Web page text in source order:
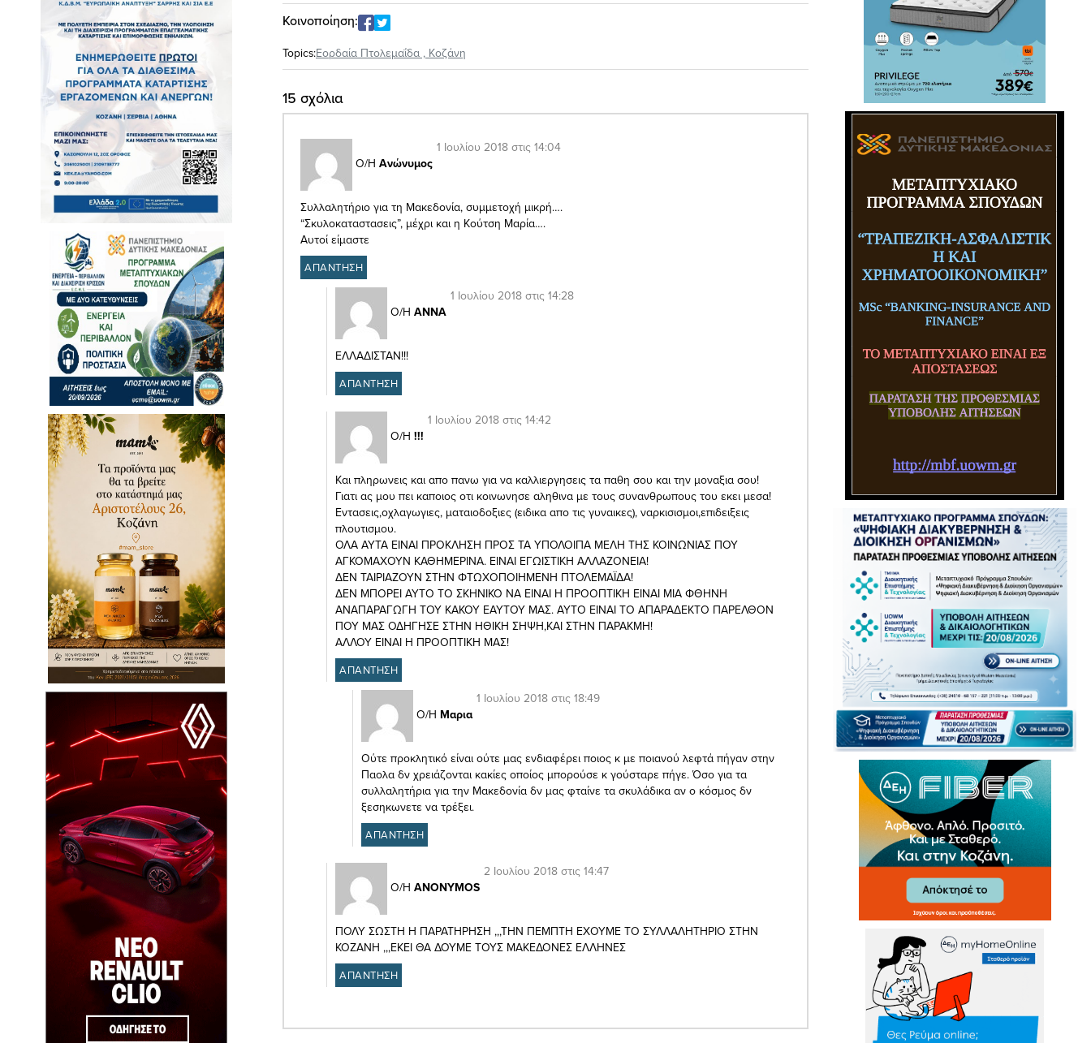
Κοινοποίηση:
Topics:Εορδαία Πτολεμαΐδα , Κοζάνη
15 σχόλια
Ο/Η Ανώνυμος
1 Ιουλίου 2018 στις 14:04
Συλλαλητήριο για τη Μακεδονία, συμμετοχή μικρή….
“Σκυλοκαταστασεις”, μέχρι και η Κούτση Μαρία….
Αυτοί είμαστε
ΑΠΑΝΤΗΣΗ
Ο/Η ΑΝNA
1 Ιουλίου 2018 στις 14:28
ΕΛΛΑΔΙΣΤΑΝ!!!
ΑΠΑΝΤΗΣΗ
Ο/Η !!!
1 Ιουλίου 2018 στις 14:42
Και πληρωνεις και απο πανω για να καλλιεργησεις τα παθη σου και την μοναξια σου!
Γιατι ας μου πει καποιος οτι κοινωνησε αληθινα με τους συνανθρωπους του εκει μεσα!
Εντασεις,οχλαγωγιες, ματαιοδοξιες (ειδικα απο τις γυναικες), ναρκισισμοι,επιδειξεις
πλουτισμου.
ΟΛΑ ΑΥΤΑ ΕΙΝΑΙ ΠΡΟΚΛΗΣΗ ΠΡΟΣ ΤΑ ΥΠΟΛΟΙΠΑ ΜΕΛΗ ΤΗΣ ΚΟΙΝΩΝΙΑΣ ΠΟΥ
ΑΓΚΟΜΑΧΟΥΝ ΚΑΘΗΜΕΡΙΝΑ. ΕΙΝΑΙ ΕΓΩΙΣΤΙΚΗ ΑΛΛΑΖΟΝΕΙΑ!
ΔΕΝ ΤΑΙΡΙΑΖΟΥΝ ΣΤΗΝ ΦΤΩΧΟΠΟΙΗΜΕΝΗ ΠΤΟΛΕΜΑΪΔΑ!
ΔΕΝ ΜΠΟΡΕΙ ΑΥΤΟ ΤΟ ΣΚΗΝΙΚΟ ΝΑ ΕΙΝΑΙ Η ΠΡΟΟΠΤΙΚΗ ΕΙΝΑΙ ΜΙΑ ΦΘΗΝΗ
ΑΝΑΠΑΡΑΓΩΓΗ ΤΟΥ ΚΑΚΟΥ ΕΑΥΤΟΥ ΜΑΣ. ΑΥΤΟ ΕΙΝΑΙ ΤΟ ΑΠΑΡΑΔΕΚΤΟ ΠΑΡΕΛΘΟΝ
ΠΟΥ ΜΑΣ ΟΔΗΓΗΣΕ ΣΤΗΝ ΗΘΙΚΗ ΣΗΨΗ,ΚΑΙ ΣΤΗΝ ΠΑΡΑΚΜΗ!
ΑΛΛΟΥ ΕΙΝΑΙ Η ΠΡΟΟΠΤΙΚΗ ΜΑΣ!
ΑΠΑΝΤΗΣΗ
Ο/Η Μαρια
1 Ιουλίου 2018 στις 18:49
Ούτε προκλητικό είναι ούτε μας ενδιαφέρει ποιος κ με ποιανού λεφτά πήγαν στην
Παολα δν χρειάζονται κακίες οποίος μπορούσε κ γούσταρε πήγε. Όσο για τα
συλλαλητήρια για την Μακεδονία δν μας φταίνε τα σκυλάδικα αν ο κόσμος δν
ξεσηκωνετε να τρέξει.
ΑΠΑΝΤΗΣΗ
Ο/Η ANONYMOS
2 Ιουλίου 2018 στις 14:47
ΠΟΛΥ ΣΩΣΤΗ Η ΠΑΡΑΤΗΡΗΣΗ ,,,ΤΗΝ ΠΕΜΠΤΗ ΕΧΟΥΜΕ ΤΟ ΣΥΛΛΑΛΗΤΗΡΙΟ ΣΤΗΝ
ΚΟΖΑΝΗ ,,,ΕΚΕΙ ΘΑ ΔΟΥΜΕ ΤΟΥΣ ΜΑΚΕΔΟΝΕΣ ΕΛΛΗΝΕΣ
ΑΠΑΝΤΗΣΗ